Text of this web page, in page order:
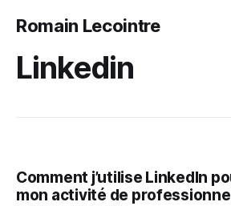
Romain Lecointre
Linkedin
Comment j’utilise LinkedIn
mon activité de